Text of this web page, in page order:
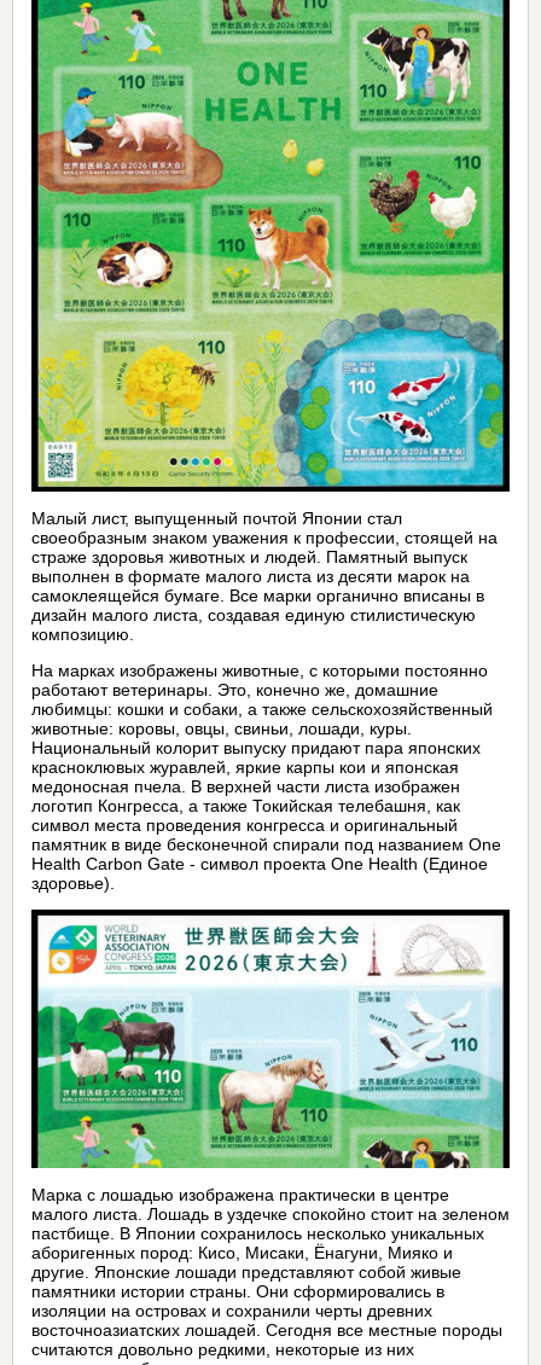
Малый лист, выпущенный почтой Японии стал
своеобразным знаком уважения к профессии, стоящей на
страже здоровья животных и людей. Памятный выпуск
выполнен в формате малого листа из десяти марок на
самоклеящейся бумаге. Все марки органично вписаны в
дизайн малого листа, создавая единую стилистическую
композицию.
На марках изображены животные, с которыми постоянно
работают ветеринары. Это, конечно же, домашние
любимцы: кошки и собаки, а также сельскохозяйственный
животные: коровы, овцы, свиньи, лошади, куры.
Национальный колорит выпуску придают пара японских
красноклювых журавлей, яркие карпы кои и японская
медоносная пчела. В верхней части листа изображен
логотип Конгресса, а также Токийская телебашня, как
символ места проведения конгресса и оригинальный
памятник в виде бесконечной спирали под названием One
Health Carbon Gate - символ проекта One Health (Единое
здоровье).
Марка с лошадью изображена практически в центре
малого листа. Лошадь в уздечке спокойно стоит на зеленом
пастбище. В Японии сохранилось несколько уникальных
аборигенных пород: Кисо, Мисаки, Ёнагуни, Мияко и
другие. Японские лошади представляют собой живые
памятники истории страны. Они сформировались в
изоляции на островах и сохранили черты древних
восточноазиатских лошадей. Сегодня все местные породы
считаются довольно редкими, некоторые из них